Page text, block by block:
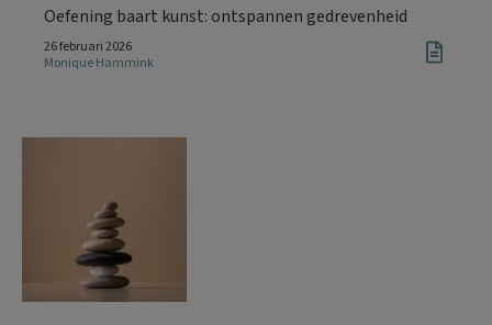
Oefening baart kunst: ontspannen gedrevenheid
26 februari 2026
Monique Hammink